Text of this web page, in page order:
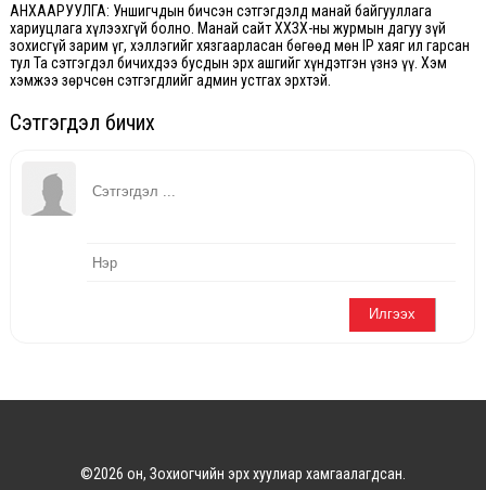
АНХААРУУЛГА: Уншигчдын бичсэн сэтгэгдэлд манай байгууллага
хариуцлага хүлээхгүй болно. Манай сайт ХХЗХ-ны журмын дагуу зүй
зохисгүй зарим үг, хэллэгийг хязгаарласан бөгөөд мөн IP хаяг ил гарсан
тул Та сэтгэгдэл бичихдээ бусдын эрх ашгийг хүндэтгэн үзнэ үү. Хэм
хэмжээ зөрчсөн сэтгэгдлийг админ устгах эрхтэй.
Сэтгэгдэл бичих
©2026 он, Зохиогчийн эрх хуулиар хамгаалагдсан.